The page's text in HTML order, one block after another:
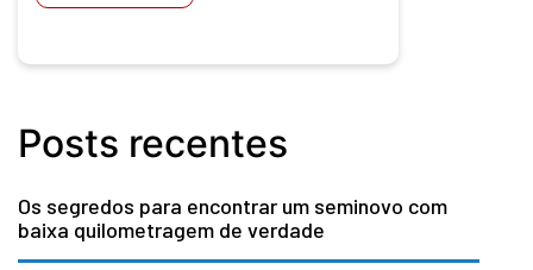
Posts recentes
Os segredos para encontrar um seminovo com
baixa quilometragem de verdade